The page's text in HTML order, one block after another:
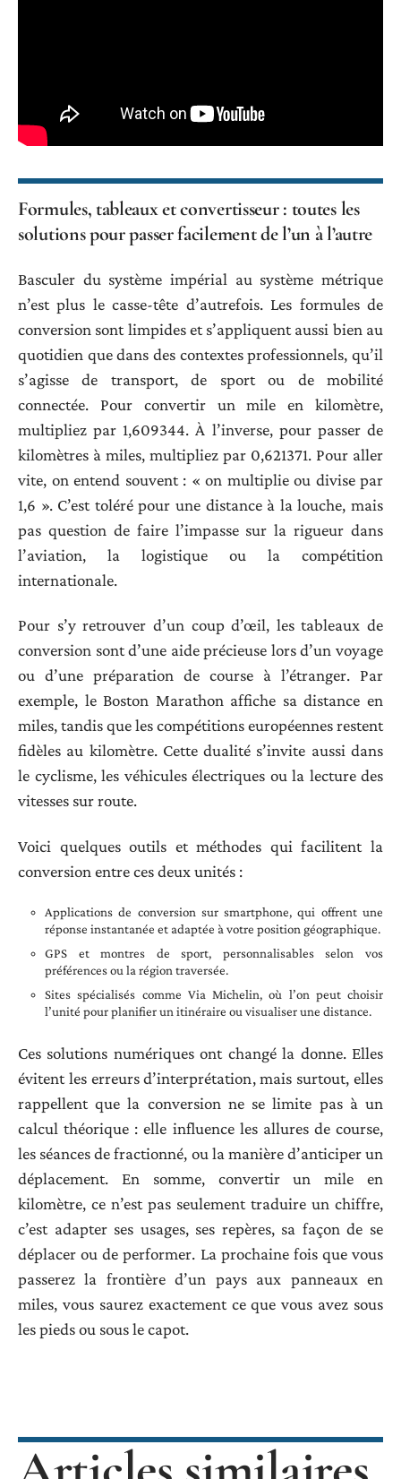
Formules, tableaux et convertisseur : toutes les
solutions pour passer facilement de l’un à l’autre
Basculer du système impérial au système métrique
n’est plus le casse-tête d’autrefois. Les formules de
conversion sont limpides et s’appliquent aussi bien au
quotidien que dans des contextes professionnels, qu’il
s’agisse de transport, de sport ou de mobilité
connectée. Pour convertir un mile en kilomètre,
multipliez par 1,609344. À l’inverse, pour passer de
kilomètres à miles, multipliez par 0,621371. Pour aller
vite, on entend souvent : « on multiplie ou divise par
1,6 ». C’est toléré pour une distance à la louche, mais
pas question de faire l’impasse sur la rigueur dans
l’aviation, la logistique ou la compétition
internationale.
Pour s’y retrouver d’un coup d’œil, les tableaux de
conversion sont d’une aide précieuse lors d’un voyage
ou d’une préparation de course à l’étranger. Par
exemple, le Boston Marathon affiche sa distance en
miles, tandis que les compétitions européennes restent
fidèles au kilomètre. Cette dualité s’invite aussi dans
le cyclisme, les véhicules électriques ou la lecture des
vitesses sur route.
Voici quelques outils et méthodes qui facilitent la
conversion entre ces deux unités :
Applications de conversion sur smartphone, qui offrent une
réponse instantanée et adaptée à votre position géographique.
GPS et montres de sport, personnalisables selon vos
préférences ou la région traversée.
Sites spécialisés comme Via Michelin, où l’on peut choisir
l’unité pour planifier un itinéraire ou visualiser une distance.
Ces solutions numériques ont changé la donne. Elles
évitent les erreurs d’interprétation, mais surtout, elles
rappellent que la conversion ne se limite pas à un
calcul théorique : elle influence les allures de course,
les séances de fractionné, ou la manière d’anticiper un
déplacement. En somme, convertir un mile en
kilomètre, ce n’est pas seulement traduire un chiffre,
c’est adapter ses usages, ses repères, sa façon de se
déplacer ou de performer. La prochaine fois que vous
passerez la frontière d’un pays aux panneaux en
miles, vous saurez exactement ce que vous avez sous
les pieds ou sous le capot.